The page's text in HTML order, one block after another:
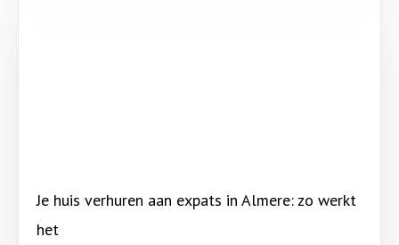
Je huis verhuren aan expats in Almere: zo werkt
het